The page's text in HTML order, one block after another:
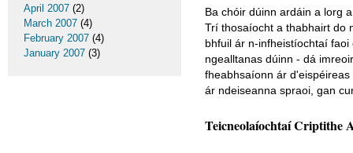
Ba chóir dúinn ardáin a lorg
Trí thosaíocht a thabhairt do
bhfuil ár n-infheistíochtaí
ngealltanas dúinn - dá
fheabhsaíonn ár
ár ndeiseanna spraoi, gan
Teicneolaíochtaí Criptithe
April 2007 (2)
March 2007 (4)
February 2007 (4)
January 2007 (3)